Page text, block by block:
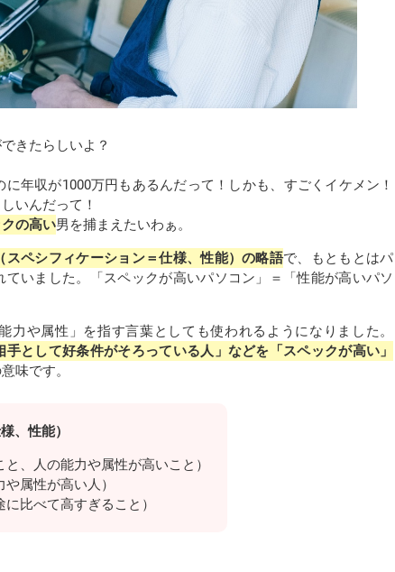
きたらしいよ？
年収が1000万円もあるんだって！しかも、すごくイケメン！
いんだって！
の高い男を捕まえたいわぁ。
ペシフィケーション＝仕様、性能）の略語で、もともとはパ
いました。「スペックが高いパソコン」＝「性能が高いパソ
力や属性」を指す言葉としても使われるようになりました。
として好条件がそろっている人」などを「スペックが高い」
味です。
、性能）
、人の能力や属性が高いこと）
属性が高い人）
比べて高すぎること）